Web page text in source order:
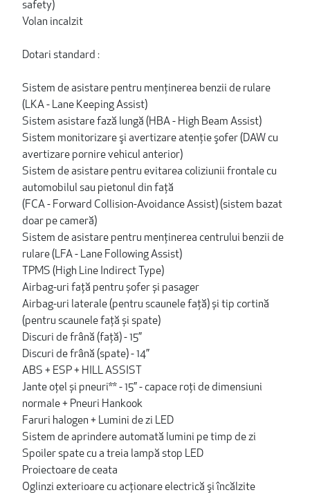
safety)
Volan incalzit
Dotari standard :
Sistem de asistare pentru menţinerea benzii de rulare
(LKA - Lane Keeping Assist)
Sistem asistare fază lungă (HBA - High Beam Assist)
Sistem monitorizare şi avertizare atenţie şofer (DAW cu
avertizare pornire vehicul anterior)
Sistem de asistare pentru evitarea coliziunii frontale cu
automobilul sau pietonul din faţă
(FCA - Forward Collision-Avoidance Assist) (sistem bazat
doar pe cameră)
Sistem de asistare pentru menţinerea centrului benzii de
rulare (LFA - Lane Following Assist)
TPMS (High Line Indirect Type)
Airbag-uri față pentru șofer și pasager
Airbag-uri laterale (pentru scaunele față) și tip cortină
(pentru scaunele față și spate)
Discuri de frână (față) - 15”
Discuri de frână (spate) - 14”
ABS + ESP + HILL ASSIST
Jante oțel și pneuri** - 15” - capace roți de dimensiuni
normale + Pneuri Hankook
Faruri halogen + Lumini de zi LED
Sistem de aprindere automată lumini pe timp de zi
Spoiler spate cu a treia lampă stop LED
Proiectoare de ceata
Oglinzi exterioare cu acționare electrică şi încălzite